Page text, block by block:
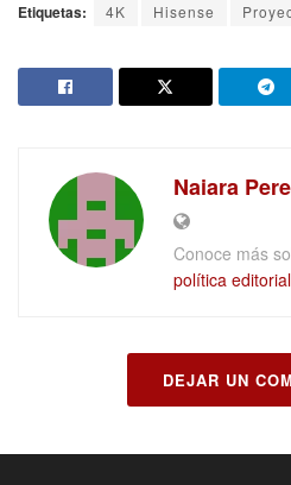
Etiquetas: 4K Hisense
Naiara
Conoce más
política
DEJAR UN